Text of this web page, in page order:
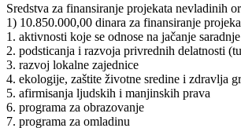
Sredstva za finansiranje projekata nevladinih
1) 10.850.000,00 dinara za finansiranje
1. aktivnosti koje se odnose na jačanje
2. podsticanja i razvoja privrednih delatnosti
3. razvoj lokalne zajednice
4. ekologije, zaštite životne sredine i zdravlja
5. afirmisanja ljudskih i manjinskih prava
6. programa za obrazovanje
7. programa za omladinu